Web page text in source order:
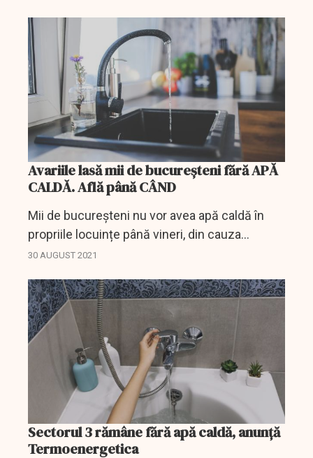
Avariile lasă mii de bucureșteni fără APĂ
CALDĂ. Află până CÂND
Mii de bucureșteni nu vor avea apă caldă în
propriile locuințe până vineri, din cauza
avariilor pe o conductă de termoficare.
30 AUGUST 2021
Sectorul 3 rămâne fără apă caldă, anunță
Termoenergetica